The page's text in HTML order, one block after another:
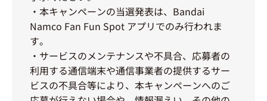
・本キャンペーンの当選発表は、Bandai
Namco Fan Fun Spot アプリでのみ行われま
す。
・サービスのメンテナンスや不具合、応募者の
利用する通信端末や通信事業者の提供するサー
ビスの不具合等により、本キャンペーンへのご